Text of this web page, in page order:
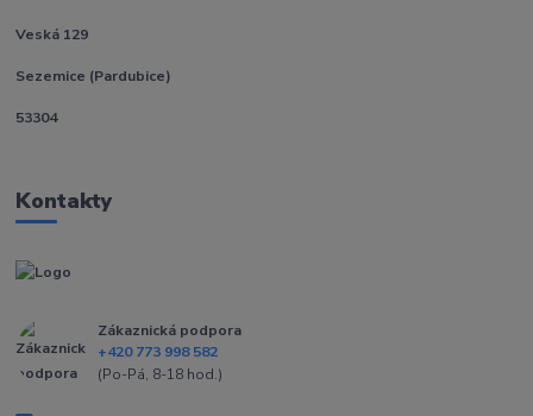
Veská 129
Sezemice (Pardubice)
53304
Kontakty
Zákaznická podpora
+420 773 998 582
(Po-Pá, 8-18 hod.)